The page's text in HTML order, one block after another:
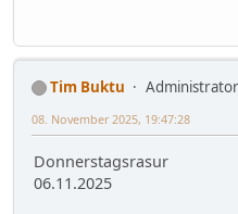
Tim Buktu
Administrator
08. November 2025, 19:47:28
Donnerstagsrasur
06.11.2025